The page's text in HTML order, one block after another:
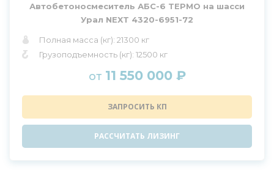
Автобетоносмеситель АБС-6 ТЕРМО на шасси
Урал NEXT 4320-6951-72
Полная масса (кг): 21300 кг
Грузоподъемность (кг): 12500 кг
от 11 550 000 ₽
ЗАПРОСИТЬ КП
РАССЧИТАТЬ ЛИЗИНГ